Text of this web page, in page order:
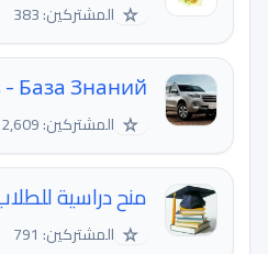
☆ المشتركين: 383
- База Знаний
☆ المشتركين: 2,609
منح دراسية
☆ المشتركين: 791